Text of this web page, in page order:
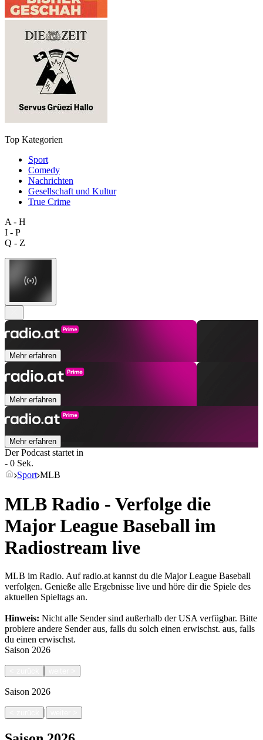
Top Kategorien
Sport
Comedy
Nachrichten
Gesellschaft und Kultur
True Crime
A - H
I - P
Q - Z
Mehr erfahren
Mehr erfahren
Mehr erfahren
Der Podcast startet in
- 0 Sek.
Sport MLB
MLB Radio - Verfolge die
Major League Baseball im
Radiostream live
MLB im Radio. Auf radio.at kannst du die Major League Baseball
verfolgen. Genieße alle Ergebnisse live und höre dir die Spiele des
aktuellen Spieltags an.
Hinweis: Nicht alle Sender sind außerhalb der USA verfügbar. Bitte
probiere andere Sender aus, falls du solch einen erwischst. aus, falls
du einen erwischst.
Saison 2026
Saison 2026
|